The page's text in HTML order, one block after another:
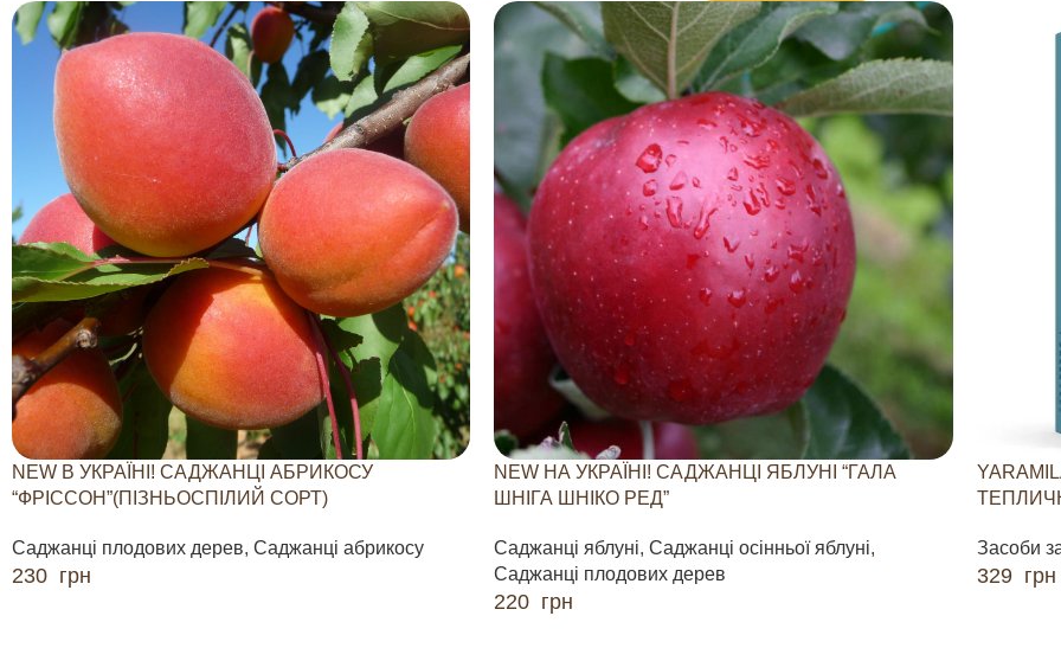
NEW В УКРАЇНІ! САДЖАНЦІ АБРИКОСУ
“ФРІССОН”(ПІЗНЬОСПІЛИЙ СОРТ)
Саджанці плодових дерев, Саджанці абрикосу
230 грн
NEW НА УКРАЇНІ! САДЖАНЦІ ЯБЛУНІ “ГАЛА
ШНІГА ШНІКО РЕД”
Саджанці яблуні, Саджанці осінньої яблуні,
Саджанці плодових дерев
220 грн
Засоби
329 грн